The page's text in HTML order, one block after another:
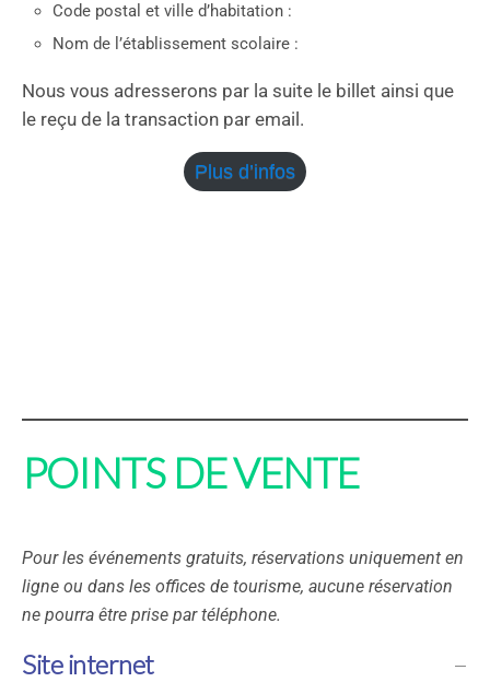
Code postal et ville d’habitation :
Nom de l’établissement scolaire :
Nous vous adresserons par la suite le billet ainsi que
le reçu de la transaction par email.
Plus d’infos
POINTS DE VENTE
Pour les événements gratuits, réservations uniquement en
ligne ou dans les offices de tourisme, aucune réservation
ne pourra être prise par téléphone.
Site internet